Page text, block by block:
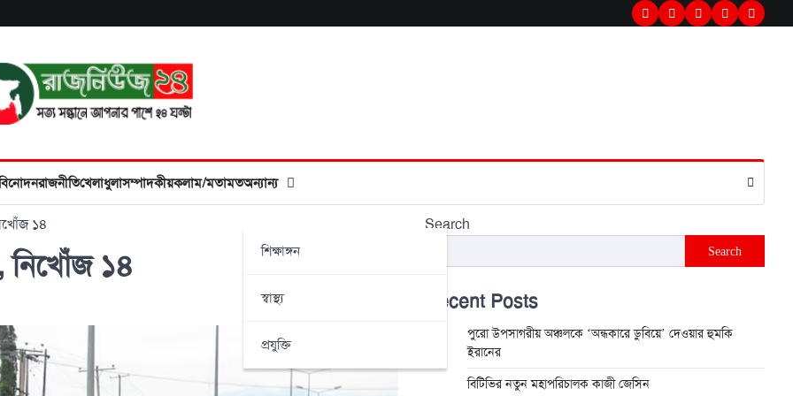
TwitterFacebook
LinkedInInstagram
রাজনীতিখেলাধুলাসম্পাদকীয়কলাম/মতামতঅন্যান্য
শিক্ষাঙ্গন
স্বাস্থ্য
প্রযুক্তি
১৪
নিখোঁজ ১৪
Search
Search
Recent Posts
পুরো উপসাগরীয় অঞ্চলকে ‘অন্ধকারে ডুবিয়ে’ দেওয়ার হুমকি
ইরানের
বিটিভির নতুন মহাপরিচালক কাজী জেসিন